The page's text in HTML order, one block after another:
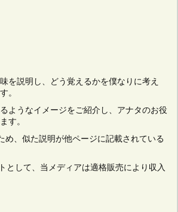
を説明し、どう覚えるかを僕なりに考え
。
ようなイメージをご紹介し、アナタのお役
す。
め、似た説明が他ページに記載されている
として、当メディアは適格販売により収入